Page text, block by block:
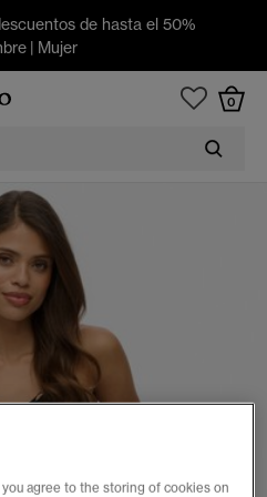
de hasta el 50%
| Mujer
0
you agree to the storing of cookies on